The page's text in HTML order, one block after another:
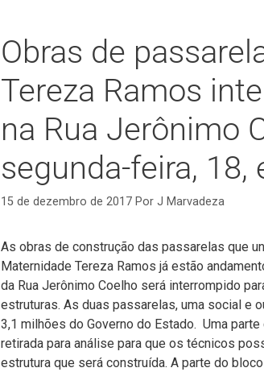
Obras de
Tereza Ramos
na Rua Jerônimo
segunda-feira, 18,
15 de dezembro de 2017 Por J Marvadeza
As obras de construção das passarelas que
Maternidade Tereza Ramos já estão
da Rua Jerônimo Coelho será interrompido
estruturas. As duas passarelas, uma social e
3,1 milhões do Governo do Estado. Uma
retirada para análise para que os técnicos
estrutura que será construída. A parte do